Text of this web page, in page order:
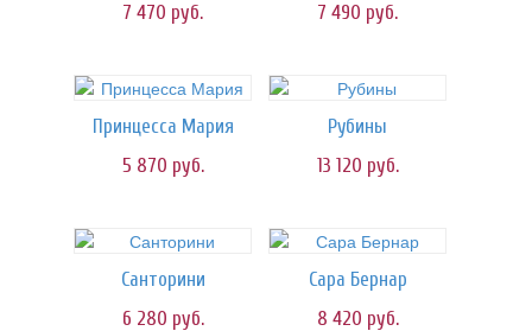
7 470 руб.
7 490 руб.
Принцесса Мария
5 870 руб.
Рубины
13 120 руб.
Санторини
6 280 руб.
Сара Бернар
8 420 руб.